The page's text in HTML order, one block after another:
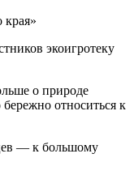
края»
экоигротеку
о природе
относиться к
— к большому